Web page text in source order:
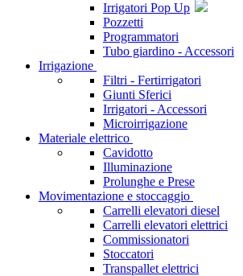
Irrigatori Pop Up
Pozzetti
Programmatori
Tubo giardino - Accessori
Irrigazione
Filtri - Fertirrigatori
Giunti Sferici
Irrigatori - Accessori
Microirrigazione
Materiale elettrico
Cavidotto
Illuminazione
Prolunghe e Prese
Movimentazione e stoccaggio
Carrelli elevatori diesel
Carrelli elevatori elettrici
Commissionatori
Stoccatori
Transpallet elettrici